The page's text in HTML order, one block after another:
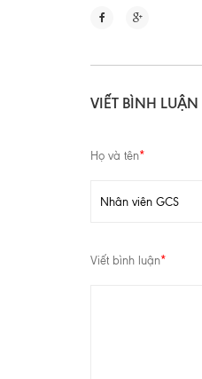
VIẾT BÌNH
Họ và tên*
Viết bình luận*